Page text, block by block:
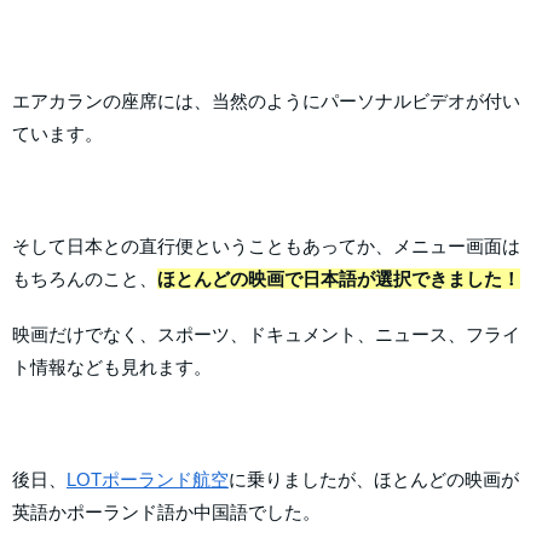
エアカランの座席には、当然のようにパーソナルビデオが付い
ています。
そして日本との直行便ということもあってか、メニュー画面は
もちろんのこと、 ほとんどの映画で日本語が選択できました！
映画だけでなく、スポーツ、ドキュメント、ニュース、フライ
ト情報なども見れます。
後日、 LOTポーランド航空に乗りましたが、ほとんどの映画が
英語かポーランド語か中国語でした。